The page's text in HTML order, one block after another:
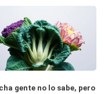
gente no lo sabe, pero